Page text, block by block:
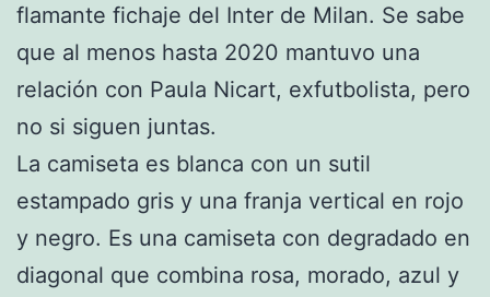
flamante fichaje del Inter de Milan. Se sabe
que al menos hasta 2020 mantuvo una
relación con Paula Nicart, exfutbolista, pero
no si siguen juntas.
La camiseta es blanca con un sutil
estampado gris y una franja vertical en rojo
y negro. Es una camiseta con degradado en
diagonal que combina rosa, morado, azul y